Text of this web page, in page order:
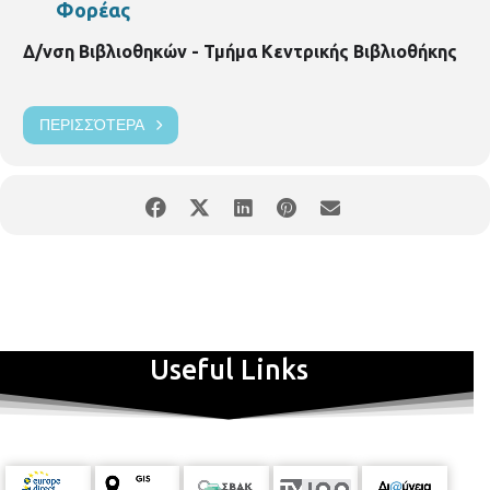
Φορέας
Δ/νση Βιβλιοθηκών - Τμήμα Κεντρικής Βιβλιοθήκης
ΠΕΡΙΣΣΌΤΕΡΑ
Useful Links